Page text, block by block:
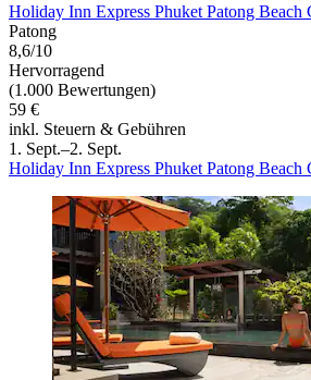
Holiday Inn Express Phuket Patong Beach
Patong
8,6/10
Hervorragend
(1.000 Bewertungen)
59 €
inkl. Steuern & Gebühren
1. Sept.–2. Sept.
Holiday Inn Express Phuket Patong Beach